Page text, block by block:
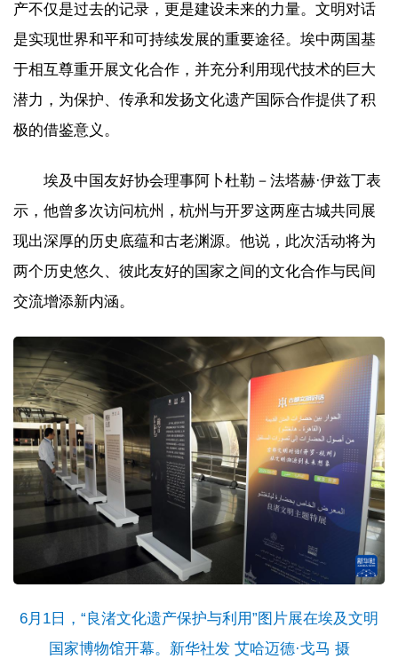
产不仅是过去的记录，更是建设未来的力量。文明对话
是实现世界和平和可持续发展的重要途径。埃中两国基
于相互尊重开展文化合作，并充分利用现代技术的巨大
潜力，为保护、传承和发扬文化遗产国际合作提供了积
极的借鉴意义。
埃及中国友好协会理事阿卜杜勒－法塔赫·伊兹丁表
示，他曾多次访问杭州，杭州与开罗这两座古城共同展
现出深厚的历史底蕴和古老渊源。他说，此次活动将为
两个历史悠久、彼此友好的国家之间的文化合作与民间
交流增添新内涵。
6月1日，“良渚文化遗产保护与利用”图片展在埃及文明
国家博物馆开幕。新华社发 艾哈迈德·戈马 摄